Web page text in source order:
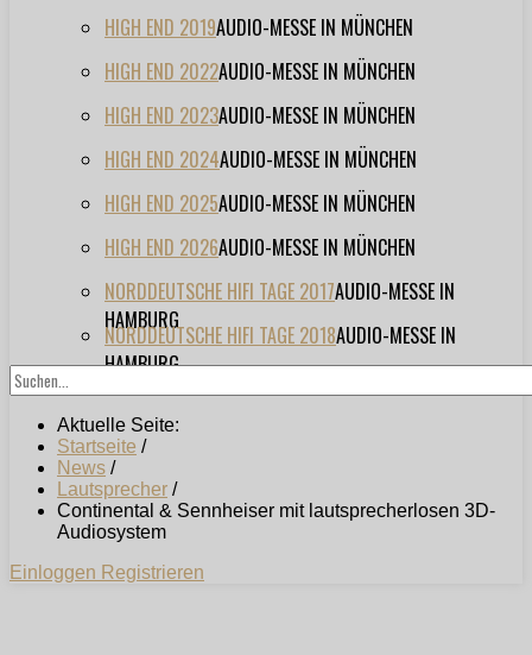
HIGH END 2019AUDIO-MESSE IN MÜNCHEN
HIGH END 2022AUDIO-MESSE IN MÜNCHEN
HIGH END 2023AUDIO-MESSE IN MÜNCHEN
HIGH END 2024AUDIO-MESSE IN MÜNCHEN
HIGH END 2025AUDIO-MESSE IN MÜNCHEN
HIGH END 2026AUDIO-MESSE IN MÜNCHEN
NORDDEUTSCHE HIFI TAGE 2017AUDIO-MESSE IN
HAMBURG
NORDDEUTSCHE HIFI TAGE 2018AUDIO-MESSE IN
HAMBURG
Aktuelle Seite:
Startseite /
News /
Lautsprecher /
Continental & Sennheiser mit lautsprecherlosen 3D-
Audiosystem
Einloggen Registrieren